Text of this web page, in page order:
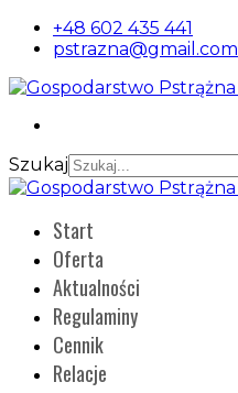
+48 602 435 441
pstrazna@gmail.com
Szukaj
Start
Oferta
Aktualności
Regulaminy
Cennik
Relacje